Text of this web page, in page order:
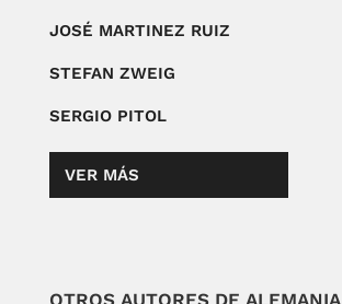
JOSÉ MARTINEZ RUIZ
STEFAN ZWEIG
SERGIO PITOL
VER MÁS